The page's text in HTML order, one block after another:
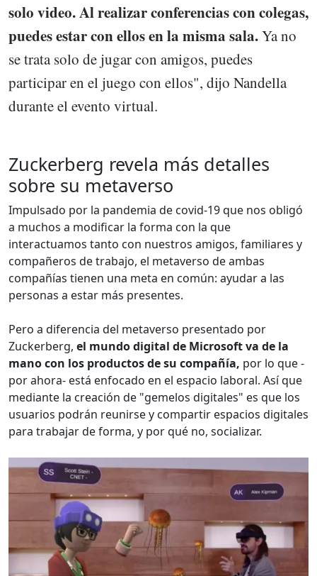
solo video. Al realizar conferencias con colegas,
puedes estar con ellos en la misma sala.Ya no
se trata solo de jugar con amigos, puedes
participar en el juego con ellos", dijo Nandella
durante el evento virtual.
Zuckerberg revela más detalles
sobre su metaverso
Impulsado por la pandemia de covid-19 que nos obligó
a muchos a modificar la forma con la que
interactuamos tanto con nuestros amigos, familiares y
compañeros de trabajo, el metaverso de ambas
compañías tienen una meta en común: ayudar a las
personas a estar más presentes.
Pero a diferencia del metaverso presentado por
Zuckerberg, el mundo digital de Microsoft va de la
mano con los productos de su compañía, por lo que -
por ahora- está enfocado en el espacio laboral. Así que
mediante la creación de "gemelos digitales" es que los
usuarios podrán reunirse y compartir espacios digitales
para trabajar de forma, y por qué no, socializar.